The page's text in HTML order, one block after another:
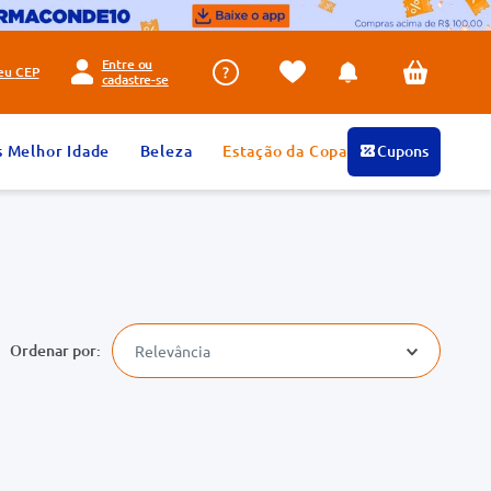
CEP
Entre ou
cadastre-se
Melhor Idade Beleza Estação da Copa Cupons
Relevância